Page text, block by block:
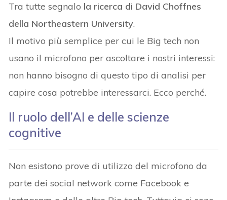
Tra tutte segnalo la ricerca di David Choffnes
della Northeastern University.
Il motivo più semplice per cui le Big tech non
usano il microfono per ascoltare i nostri interessi:
non hanno bisogno di questo tipo di analisi per
capire cosa potrebbe interessarci. Ecco perché.
Il ruolo dell’AI e delle scienze
cognitive
Non esistono prove di utilizzo del microfono da
parte dei social network come Facebook e